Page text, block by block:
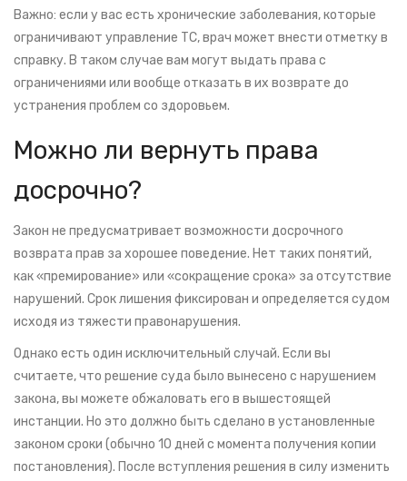
Важно: если у вас есть хронические заболевания, которые
ограничивают управление ТС, врач может внести отметку в
справку. В таком случае вам могут выдать права с
ограничениями или вообще отказать в их возврате до
устранения проблем со здоровьем.
Можно ли вернуть права
досрочно?
Закон не предусматривает возможности досрочного
возврата прав за хорошее поведение. Нет таких понятий,
как «премирование» или «сокращение срока» за отсутствие
нарушений. Срок лишения фиксирован и определяется судом
исходя из тяжести правонарушения.
Однако есть один исключительный случай. Если вы
считаете, что решение суда было вынесено с нарушением
закона, вы можете обжаловать его в вышестоящей
инстанции. Но это должно быть сделано в установленные
законом сроки (обычно 10 дней с момента получения копии
постановления). После вступления решения в силу изменить